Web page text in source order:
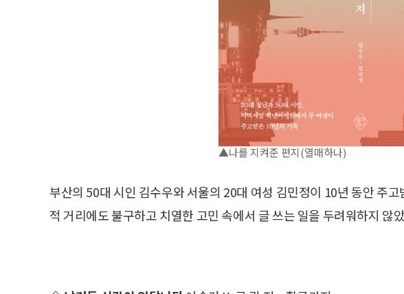
▲나를 지켜준 편지(열매하나)
부산의 50대 시인 김수우와 서울의 20대 여성 김민정이 10년 동안 주
적 거리에도 불구하고 치열한 고민 속에서 글 쓰는 일을 두려워하지 않